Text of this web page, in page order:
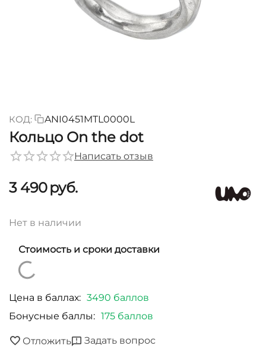
КОД: ANI0451MTL0000L
Кольцо On the dot
Написать отзыв
3 490руб.
Нет в наличии
Стоимость и сроки доставки
Цена в баллах: 3490 баллов
Бонусные баллы: 175 баллов
Отложить Задать вопрос